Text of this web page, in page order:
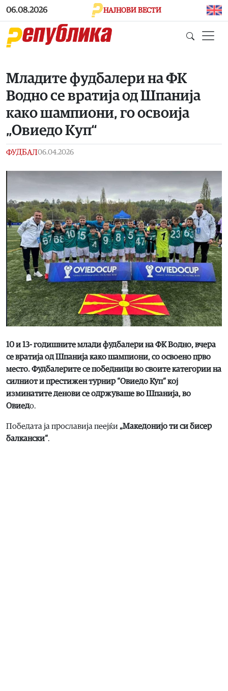
Skip to main content
06.08.2026 НАЈНОВИ ВЕСТИ
Mладите фудбалери на ФК
Водно се вратија од Шпанија
како шампиони, го освоија
„Овиедо Куп“
ФУДБАЛ06.04.2026
10 и 13- годишните млади фудбалери на ФК Водно, вчера
се вратија од Шпанија како шампиони, со освоено прво
место. Фудбалерите се победници во своите категории на
силниот и престижен турнир “Овиедо Куп“ кој
изминатите денови се одржуваше во Шпанија, во
Овиедо.
Победата ја прославија пеејќи „Македонијо ти си бисер
балкански“.